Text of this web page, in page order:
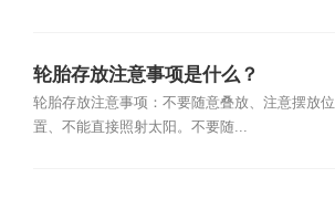
轮胎存放注意事项是什么？
轮胎存放注意事项：不要随意叠放、注意摆放位
置、不能直接照射太阳。不要随...